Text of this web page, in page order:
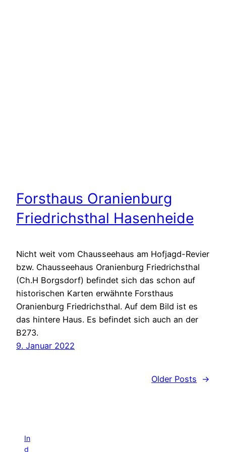
Forsthaus Oranienburg
Friedrichsthal Hasenheide
Nicht weit vom Chausseehaus am Hofjagd-Revier
bzw. Chausseehaus Oranienburg Friedrichsthal
(Ch.H Borgsdorf) befindet sich das schon auf
historischen Karten erwähnte Forsthaus
Oranienburg Friedrichsthal. Auf dem Bild ist es
das hintere Haus. Es befindet sich auch an der
B273.
9. Januar 2022
Older Posts →
In
d